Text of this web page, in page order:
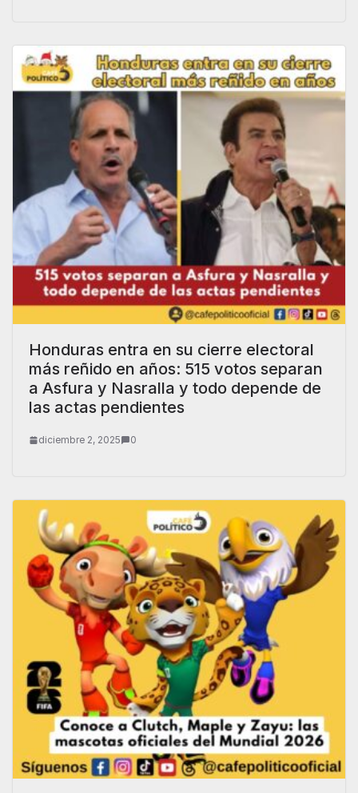
Honduras entra en su cierre electoral
más reñido en años: 515 votos separan
a Asfura y Nasralla y todo depende de
las actas pendientes
diciembre 2, 2025 0